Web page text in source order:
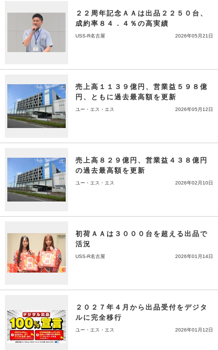
２２周年記念ＡＡは出品２２５０台、
成約率８４．４％の高実績
USS-R名古屋 2026年05月21日
売上高１１３９億円、営業益５９８億
円、ともに過去最高額を更新
ユー・エス・エス 2026年05月12日
売上高８２９億円、営業益４３８億円
の過去最高額を更新
ユー・エス・エス 2026年02月10日
初荷ＡＡは３０００台を超える出品で
活況
USS-R名古屋 2026年01月14日
２０２７年４月から出品受付をデジタ
ルに完全移行
ユー・エス・エス 2026年01月12日